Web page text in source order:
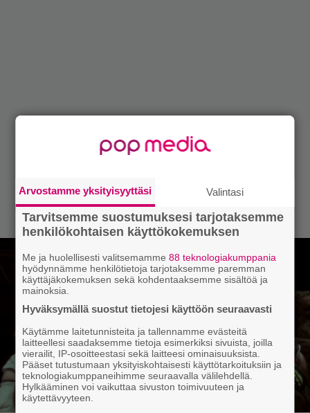
Arvostamme yksityisyyttäsi Valintasi
Tarvitsemme suostumuksesi tarjotaksemme
henkilökohtaisen käyttökokemuksen
Me ja huolellisesti valitsemamme88 teknologiakumppania
hyödynnämme henkilötietoja tarjotaksemme paremman
käyttäjäkokemuksen sekä kohdentaaksemme sisältöä ja
mainoksia.
Hyväksymällä suostut tietojesi käyttöön seuraavasti
Käytämme laitetunnisteita ja tallennamme evästeitä
laitteellesi saadaksemme tietoja esimerkiksi sivuista, joilla
vierailit, IP-osoitteestasi sekä laitteesi ominaisuuksista.
Pääset tutustumaan yksityiskohtaisesti käyttötarkoituksiin ja
teknologiakumppaneihimme seuraavalla välilehdellä.
Hylkääminen voi vaikuttaa sivuston toimivuuteen ja
käytettävyyteen.